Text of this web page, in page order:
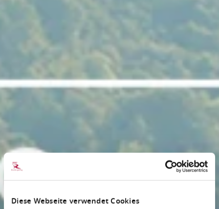
Diese Webseite verwendet Cookies